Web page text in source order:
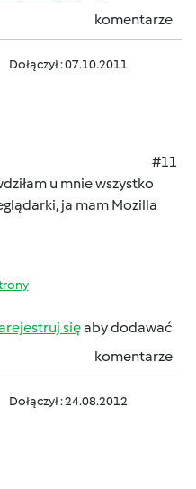
komentarze
Dołączył : 07.10.2011
#11
u mnie wszystko
ja mam Mozilla
sięaby dodawać
komentarze
Dołączył : 24.08.2012